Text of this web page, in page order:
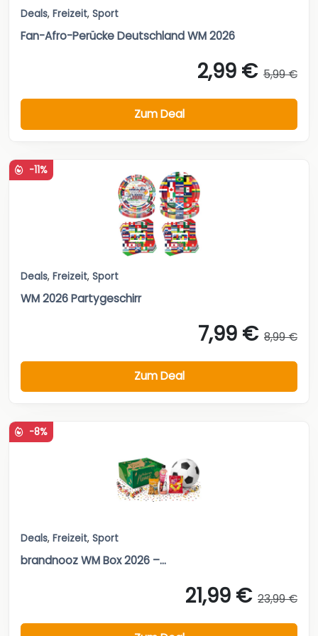
Deals, Freizeit, Sport
Fan-Afro-Perücke Deutschland WM 2026
2,99 € 5,99 €
Zum Deal
-11%
Deals, Freizeit, Sport
WM 2026 Partygeschirr
7,99 € 8,99 €
Zum Deal
-8%
Deals, Freizeit, Sport
brandnooz WM Box 2026 –...
21,99 € 23,99 €